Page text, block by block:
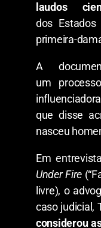
laudos
dos
primeira-
A
um
que disse
nasceu
Em
Under Fire
livre), o
caso judicial,
considerou